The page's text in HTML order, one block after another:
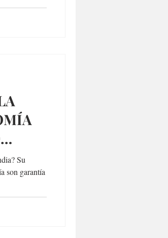
Su
son garantía